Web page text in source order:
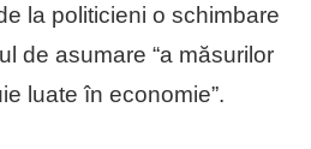
la politicieni o schimbare
de asumare “a măsurilor
luate în economie”.